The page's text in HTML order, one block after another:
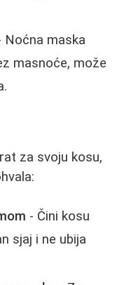
Noćna maska
masnoće, može
za svoju kosu,
- Čini kosu
sjaj i ne ubija